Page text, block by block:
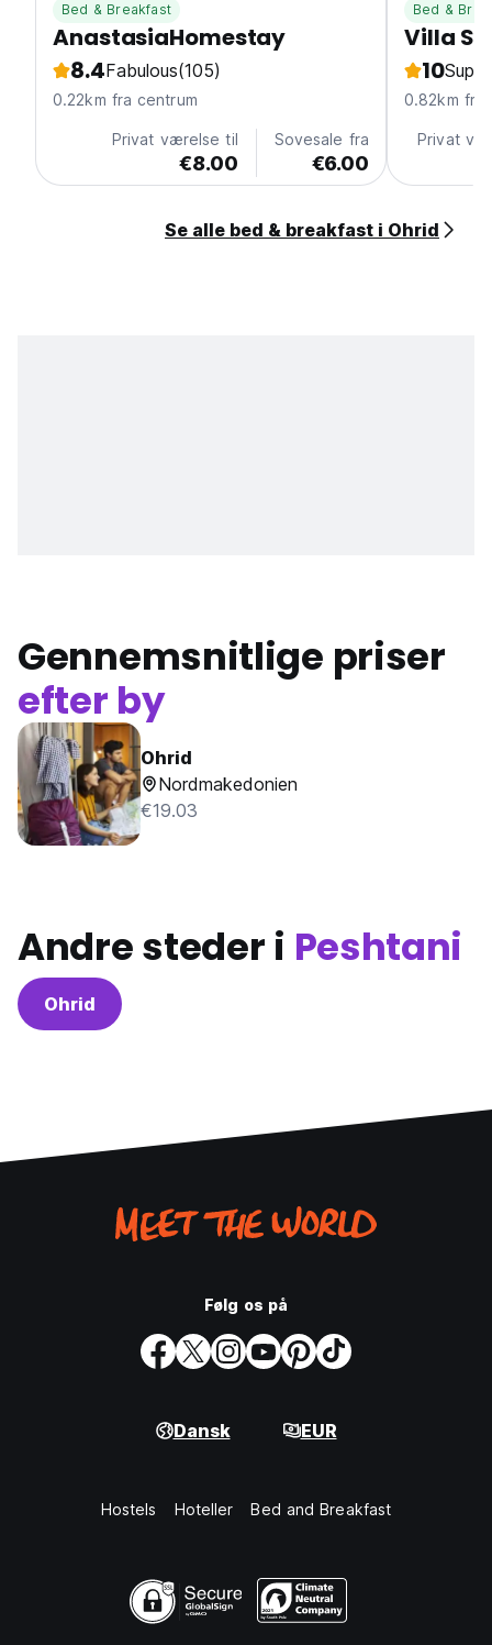
Bed & Breakfast
AnastasiaHomestay
8.4Fabulous(105)
0.22km fra centrum
Privat værelse til
€8.00
Sovesale fra
€6.00
Bed &
Villa
10
Privat
Se alle bed & breakfast i Ohrid
Gennemsnitlige priser
efter by
Ohrid
Nordmakedonien
€19.03
Andre steder i Peshtani
Ohrid
Følg os på
Dansk EUR
Hostels Hoteller Bed and Breakfast